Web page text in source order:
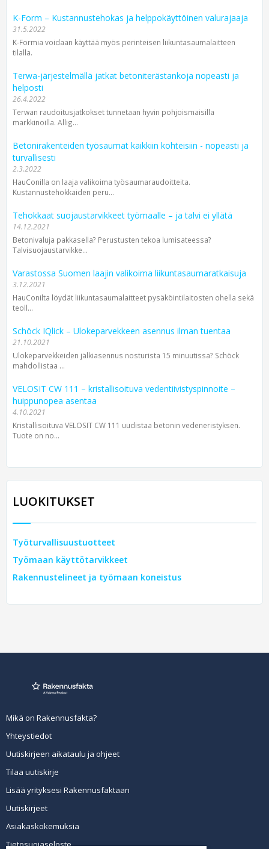
K-Form – Kustannustehokas ja helppokäyttöinen valurajaaja
31.5.2022
K-Formia voidaan käyttää myös perinteisen liikuntasaumalaitteen
tilalla.
Terwa-järjestelmällä jatkat betoniterästankoja nopeasti ja
helposti
26.4.2022
Terwan raudoitusjatkokset tunnetaan hyvin pohjoismaisilla
markkinoilla. Allig...
Betonirakenteiden työsaumat kaikkiin kohteisiin - nopeasti ja
turvallisesti
2.3.2022
HauConilla on laaja valikoima työsaumaraudoitteita.
Kustannustehokkaiden peru...
Tehokkaat suojaustarvikkeet työmaalle – ja talvi ei yllätä
14.12.2021
Betonivaluja pakkasella? Perustusten tekoa lumisateessa?
Talvisuojaustarvikke...
Varastossa Suomen laajin valikoima liikuntasaumaratkaisuja
3.12.2021
HauConilta löydät liikuntasaumalaitteet pysäköintilaitosten ohella sekä
teoll...
Schöck IQlick – Ulokeparvekkeen asennus ilman tuentaa
21.10.2021
Ulokeparvekkeiden jälkiasennus nosturista 15 minuutissa? Schöck
mahdollistaa ...
VELOSIT CW 111 – kristallisoituva vedentiivistyspinnoite –
huippunopea asentaa
4.10.2021
Kristallisoituva VELOSIT CW 111 uudistaa betonin vedeneristyksen.
Tuote on no...
LUOKITUKSET
Työturvallisuustuotteet
Työmaan käyttötarvikkeet
Rakennustelineet ja työmaan koneistus
Mikä on Rakennusfakta?
Yhteystiedot
Uutiskirjeen aikataulu ja ohjeet
Tilaa uutiskirje
Lisää yrityksesi Rakennusfaktaan
Uutiskirjeet
Asiakaskokemuksia
Tietosuojaseloste